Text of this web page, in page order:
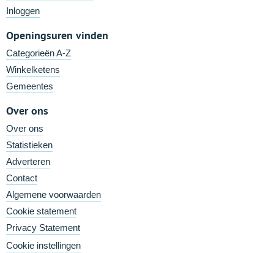
Inloggen
Openingsuren vinden
Categorieën A-Z
Winkelketens
Gemeentes
Over ons
Over ons
Statistieken
Adverteren
Contact
Algemene voorwaarden
Cookie statement
Privacy Statement
Cookie instellingen